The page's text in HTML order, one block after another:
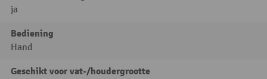
ja
Bediening
Hand
Geschikt voor vat-/houdergrootte